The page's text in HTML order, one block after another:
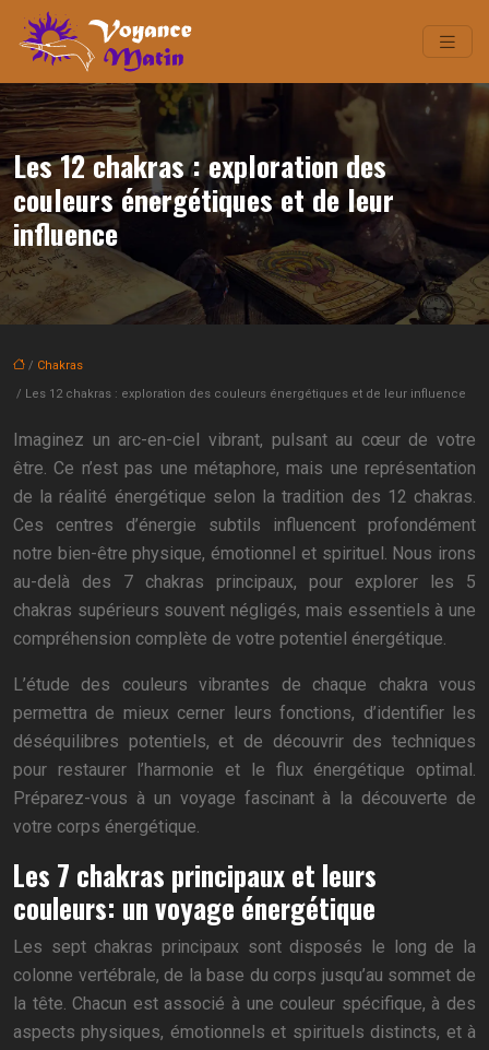
Les 12 chakras : exploration des
couleurs énergétiques et de leur
influence
/ Chakras
/ Les 12 chakras : exploration des couleurs énergétiques et de leur influence
Imaginez un arc-en-ciel vibrant, pulsant au cœur de votre
être. Ce n’est pas une métaphore, mais une représentation
de la réalité énergétique selon la tradition des 12 chakras.
Ces centres d’énergie subtils influencent profondément
notre bien-être physique, émotionnel et spirituel. Nous irons
au-delà des 7 chakras principaux, pour explorer les 5
chakras supérieurs souvent négligés, mais essentiels à une
compréhension complète de votre potentiel énergétique.
L’étude des couleurs vibrantes de chaque chakra vous
permettra de mieux cerner leurs fonctions, d’identifier les
déséquilibres potentiels, et de découvrir des techniques
pour restaurer l’harmonie et le flux énergétique optimal.
Préparez-vous à un voyage fascinant à la découverte de
votre corps énergétique.
Les 7 chakras principaux et leurs
couleurs: un voyage énergétique
Les sept chakras principaux sont disposés le long de la
colonne vertébrale, de la base du corps jusqu’au sommet de
la tête. Chacun est associé à une couleur spécifique, à des
aspects physiques, émotionnels et spirituels distincts, et à